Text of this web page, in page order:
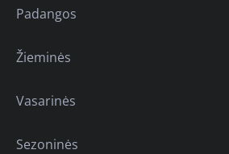
Padangos
Žieminės
Vasarinės
Sezoninės